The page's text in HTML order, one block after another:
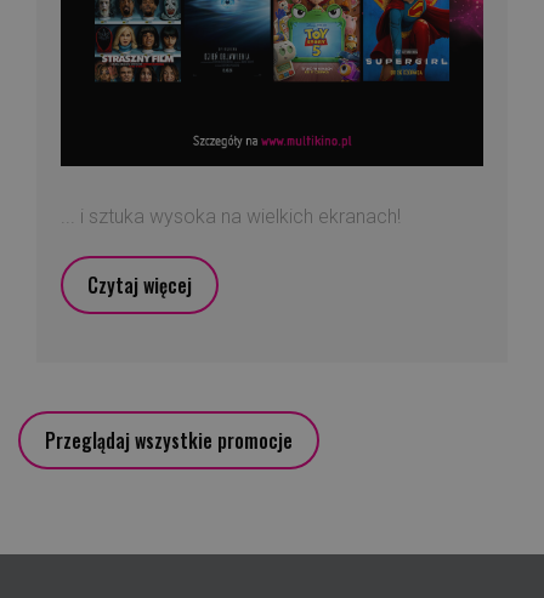
... i sztuka wysoka na wielkich ekranach!
Czytaj więcej
Przeglądaj wszystkie promocje